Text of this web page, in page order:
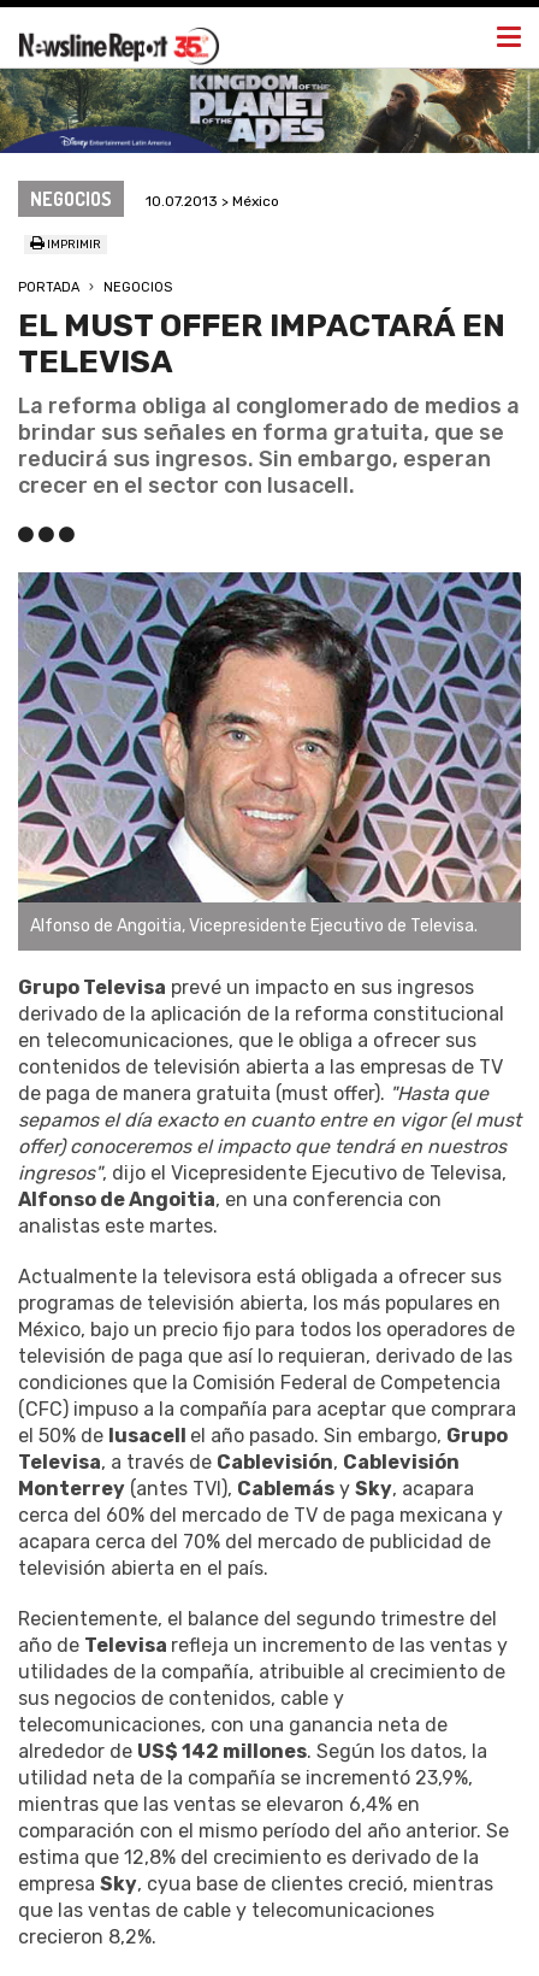
NEGOCIOS 10.07.2013 > México
IMPRIMIR
PORTADA NEGOCIOS
EL MUST OFFER IMPACTARÁ EN
TELEVISA
La reforma obliga al conglomerado de medios a
brindar sus señales en forma gratuita, que se
reducirá sus ingresos. Sin embargo, esperan
crecer en el sector con Iusacell.
Alfonso de Angoitia, Vicepresidente Ejecutivo de Televisa.
Grupo Televisa prevé un impacto en sus ingresos
derivado de la aplicación de la reforma constitucional
en telecomunicaciones, que le obliga a ofrecer sus
contenidos de televisión abierta a las empresas de TV
de paga de manera gratuita (must offer). "Hasta que
sepamos el día exacto en cuanto entre en vigor (el must
offer) conoceremos el impacto que tendrá en nuestros
ingresos", dijo el Vicepresidente Ejecutivo de Televisa,
Alfonso de Angoitia, en una conferencia con
analistas este martes.
Actualmente la televisora está obligada a ofrecer sus
programas de televisión abierta, los más populares en
México, bajo un precio fijo para todos los operadores de
televisión de paga que así lo requieran, derivado de las
condiciones que la Comisión Federal de Competencia
(CFC) impuso a la compañía para aceptar que comprara
el 50% de Iusacell el año pasado. Sin embargo, Grupo
Televisa, a través de Cablevisión, Cablevisión
Monterrey (antes TVI), Cablemás y Sky, acapara
cerca del 60% del mercado de TV de paga mexicana y
acapara cerca del 70% del mercado de publicidad de
televisión abierta en el país.
Recientemente, el balance del segundo trimestre del
año de Televisa refleja un incremento de las ventas y
utilidades de la compañía, atribuible al crecimiento de
sus negocios de contenidos, cable y
telecomunicaciones, con una ganancia neta de
alrededor de US$ 142 millones. Según los datos, la
utilidad neta de la compañía se incrementó 23,9%,
mientras que las ventas se elevaron 6,4% en
comparación con el mismo período del año anterior. Se
estima que 12,8% del crecimiento es derivado de la
empresa Sky, cyua base de clientes creció, mientras
que las ventas de cable y telecomunicaciones
crecieron 8,2%.